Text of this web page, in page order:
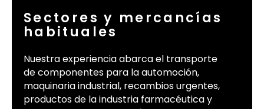
Sectores y mercancías
habituales
Nuestra experiencia abarca el transporte
de componentes para la automoción,
maquinaria industrial, recambios urgentes,
productos de la industria farmacéutica y